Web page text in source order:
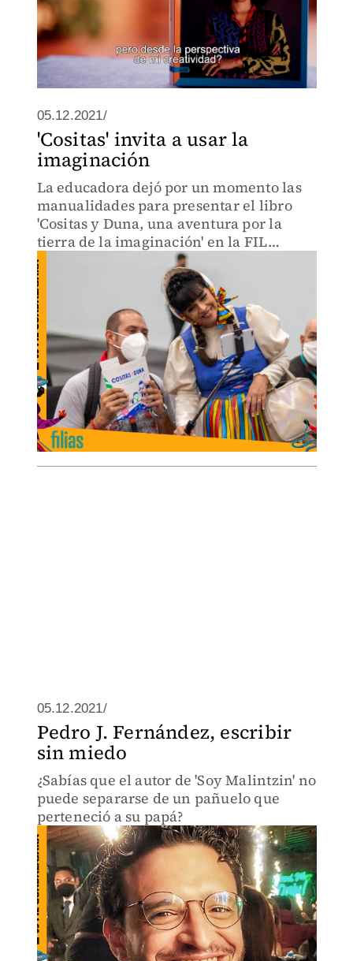
05.12.2021/
'Cositas' invita a usar la
imaginación
La educadora dejó por un momento las
manualidades para presentar el libro
'Cositas y Duna, una aventura por la
tierra de la imaginación' en la FIL
Guadalajara.
05.12.2021/
Pedro J. Fernández, escribir
sin miedo
¿Sabías que el autor de 'Soy Malintzin' no
puede separarse de un pañuelo que
perteneció a su papá?